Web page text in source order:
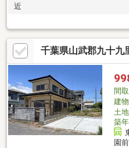
近
千葉県山武郡九十九
間
建
土
築
園